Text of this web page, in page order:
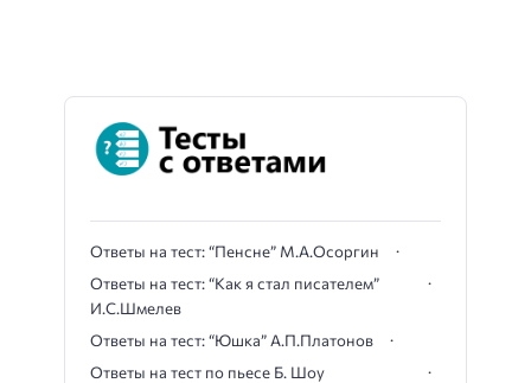
Ответы на тест: “Пенсне” М.А.Осоргин
Ответы на тест: “Как я стал писателем”
И.С.Шмелев
Ответы на тест: “Юшка” А.П.Платонов
Ответы на тест по пьесе Б. Шоу